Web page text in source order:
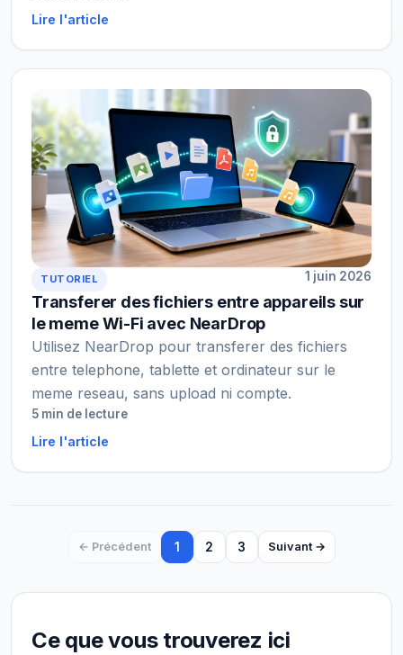
Lire l'article
TUTORIEL 1 juin 2026
Transferer des fichiers entre appareils sur
le meme Wi-Fi avec NearDrop
Utilisez NearDrop pour transferer des fichiers
entre telephone, tablette et ordinateur sur le
meme reseau, sans upload ni compte.
5 min de lecture
Lire l'article
← Précédent 1 2 3 Suivant →
Ce que vous trouverez ici